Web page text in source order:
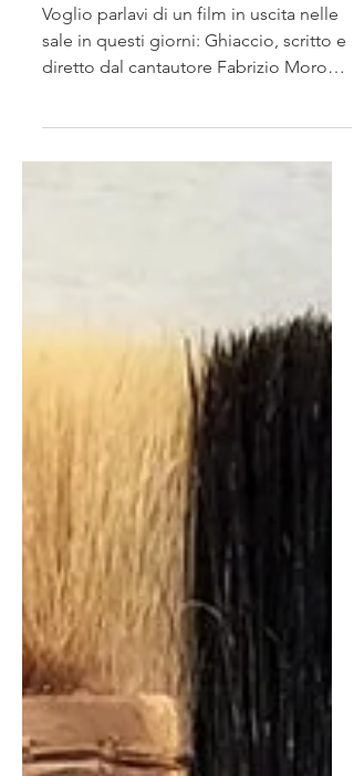
hanno tempo
Voglio parlavi di un film in uscita nelle
sale in questi giorni: Ghiaccio, scritto e
all’esordio...